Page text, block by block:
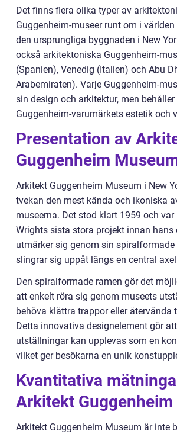
Det finns flera olika typer av
Guggenheim-museer runt om i
den ursprungliga byggnaden i New
också arkitektoniska Guggenheim-
(Spanien), Venedig (Italien) och Abu
Arabemiraten). Varje Guggenheim-
sin design och arkitektur, men
Guggenheim-varumärkets estetik och
Presentation av
Guggenheim
Arkitekt Guggenheim Museum i New
tvekan den mest kända och ikoniska
museerna. Det stod klart 1959 och var
Wrights sista stora projekt innan hans
utmärker sig genom sin spiralformade
slingrar sig uppåt längs en central
Den spiralformade ramen gör det
att enkelt röra sig genom museets
behöva klättra trappor eller återvända
Detta innovativa designelement gör
utställningar kan upplevas som en
vilket ger besökarna en unik
Kvantitativa
Arkitekt
Arkitekt Guggenheim Museum är inte